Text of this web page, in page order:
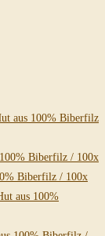
aus 100% Biberfilz
Biberfilz / 100x
Biberfilz / 100x
aus 100%